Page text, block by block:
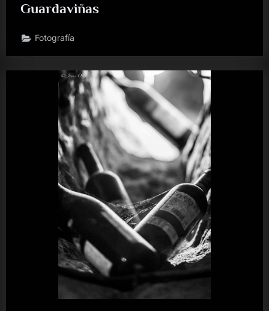
Guardaviñas
Fotografía